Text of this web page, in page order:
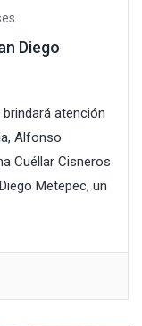
Diego
atención
Alfonso
Cuéllar Cisneros
Metepec, un